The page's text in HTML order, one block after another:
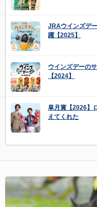
JRAウインズデ
躍【2025】
ウインズデーの
【2024】
皐月賞【2026】
えてくれた